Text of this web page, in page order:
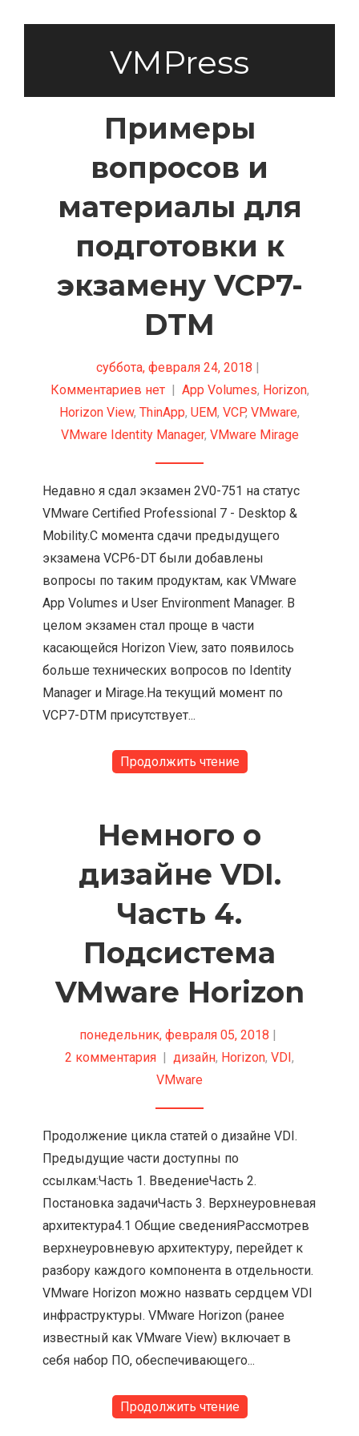
VMPress
Примеры
вопросов и
материалы для
подготовки к
экзамену VCP7-
DTM
суббота, февраля 24, 2018 |
Комментариев нет | App Volumes, Horizon,
Horizon View, ThinApp, UEM, VCP, VMware,
VMware Identity Manager, VMware Mirage
Недавно я сдал экзамен 2V0-751 на статус
VMware Certified Professional 7 - Desktop &
Mobility.С момента сдачи предыдущего
экзамена VCP6-DT были добавлены
вопросы по таким продуктам, как VMware
App Volumes и User Environment Manager. В
целом экзамен стал проще в части
касающейся Horizon View, зато появилось
больше технических вопросов по Identity
Manager и Mirage.На текущий момент по
VCP7-DTM присутствует...
Продолжить чтение
Немного о
дизайне VDI.
Часть 4.
Подсистема
VMware Horizon
понедельник, февраля 05, 2018
2 комментария
дизайн, Horizon, VDI ,
VMware
Продолжение цикла статей о дизайне VDI.
Предыдущие части доступны по
ссылкам:Часть 1. ВведениеЧасть 2.
Постановка задачиЧасть 3. Верхнеуровневая
архитектура4.1 Общие сведенияРассмотрев
верхнеуровневую архитектуру, перейдет к
разбору каждого компонента в отдельности.
VMware Horizon можно назвать сердцем VDI
инфраструктуры. VMware Horizon (ранее
известный как VMware View) включает в
себя набор ПО, обеспечивающего...
Продолжить чтение